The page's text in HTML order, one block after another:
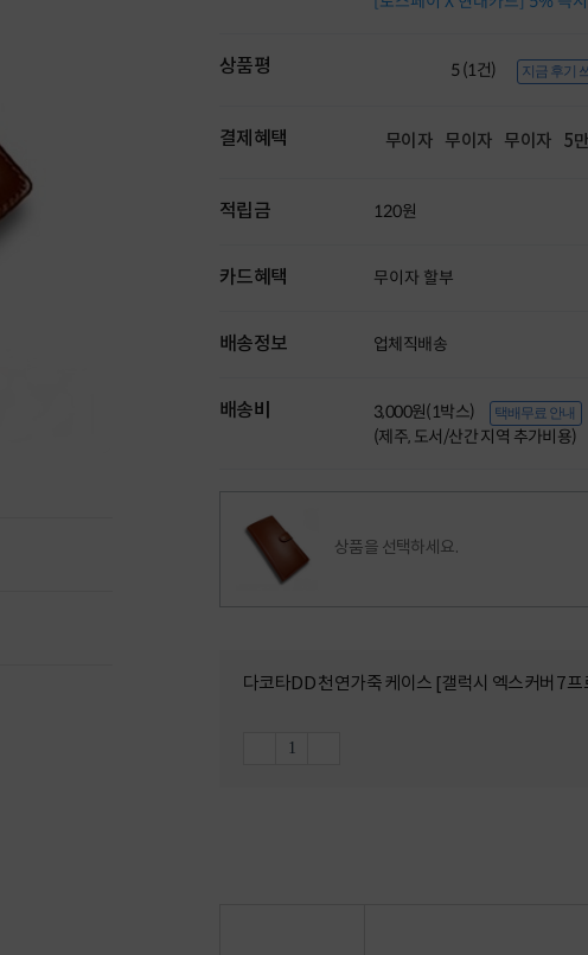
상품평 5 (1건) 지금 후기
결제혜택 무이자 무이자 무이자 5
적립금 120원
카드혜택 무이자 할부
배송정보 업체직배송
배송비 3,000원(1박스) 택배무료 안내
(제주, 도서/산간 지역 추가비용)
상품을 선택하세요.
다코타DD 천연가죽 케이스 [갤럭시 엑스커버7 프